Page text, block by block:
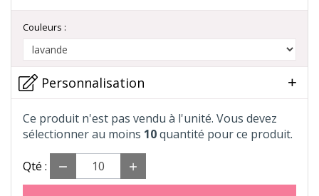
Couleurs :
Personnalisation
Ce produit n'est pas vendu à l'unité. Vous devez
sélectionner au moins 10quantité pour ce produit.
Qté :